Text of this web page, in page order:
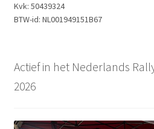
Kvk: 50439324
BTW-id: NL001949151B67
Actief in het Nederlands
2026